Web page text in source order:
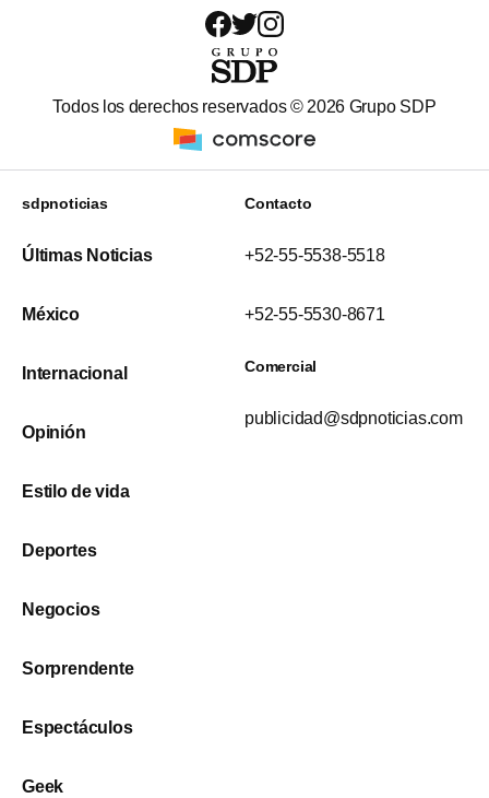
Todos los derechos reservados © 2026 Grupo SDP
sdpnoticias
Últimas Noticias
México
Internacional
Opinión
Estilo de vida
Deportes
Negocios
Sorprendente
Espectáculos
Geek
Contacto
+52-55-5538-5518
+52-55-5530-8671
Comercial
publicidad@sdpnoticias.com